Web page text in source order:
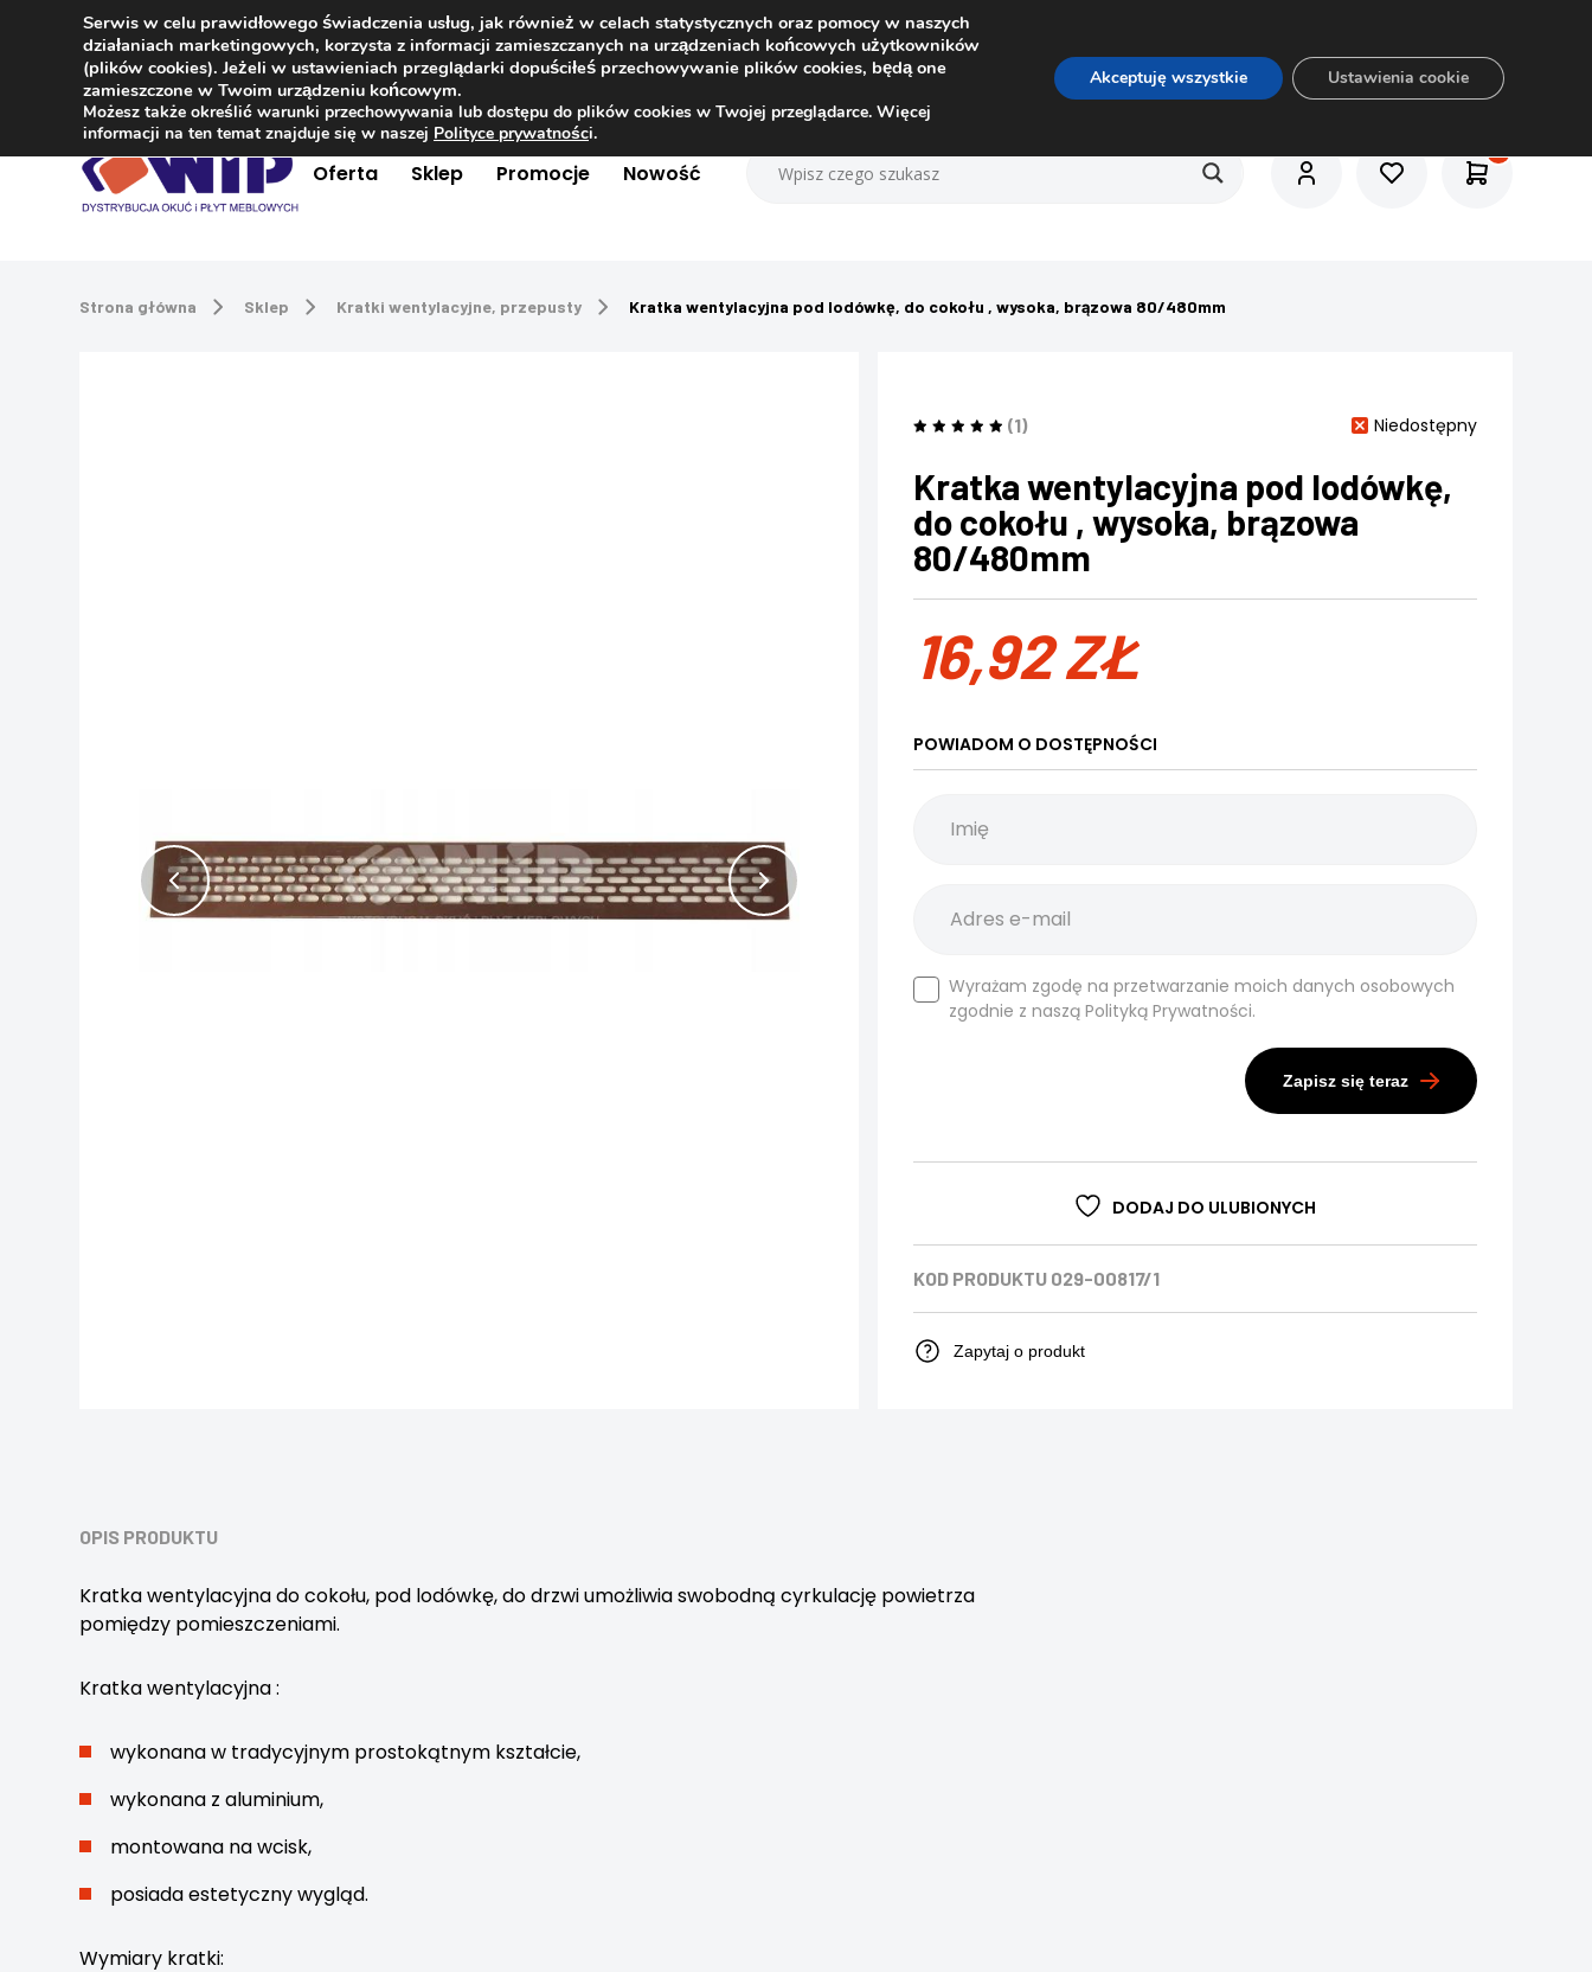
Kontakt +48 504 181 848
Oferta Sklep Promocje Nowość
Strona główna Sklep Kratki wentylacyjne, przepusty Kratka wentylacyjna pod lodówkę, do cokołu , wysoka, brązowa 80/480mm
(1) Niedostępny
Kratka wentylacyjna pod lodówkę,
do cokołu , wysoka, brązowa
80/480mm
16,92ZŁ
POWIADOM O DOSTĘPNOŚCI
Wyrażam zgodę na przetwarzanie moich danych osobowych
zgodnie z naszą Polityką Prywatności.
Zapisz się teraz
DODAJ DO ULUBIONYCH
KOD PRODUKTU 029-00817/1
Zapytaj o produkt
OPIS PRODUKTU
Kratka wentylacyjna do cokołu, pod lodówkę, do drzwi umożliwia swobodną cyrkulację powietrza
pomiędzy pomieszczeniami.
Kratka wentylacyjna :
wykonana w tradycyjnym prostokątnym kształcie,
wykonana z aluminium,
montowana na wcisk,
posiada estetyczny wygląd.
Wymiary kratki:
Serwis w celu prawidłowego świadczenia usług, jak również w celach statystycznych oraz pomocy w naszych
działaniach marketingowych, korzysta z informacji zamieszczanych na urządzeniach końcowych użytkowników
(plików cookies). Jeżeli w ustawieniach przeglądarki dopuściłeś przechowywanie plików cookies, będą one
zamieszczone w Twoim urządzeniu końcowym.
Możesz także określić warunki przechowywania lub dostępu do plików cookies w Twojej przeglądarce. Więcej
informacji na ten temat znajduje się w naszej Polityce prywatności.
Akceptuję wszystkie Ustawienia cookie